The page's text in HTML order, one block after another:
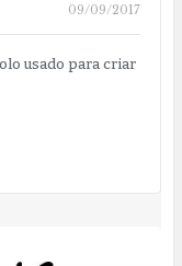
09/09/2017
usado para criar